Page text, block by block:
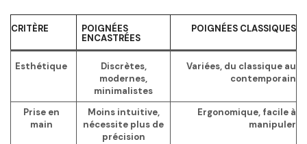
CRITÈRE
POIGNÉES
ENCASTRÉES
POIGNÉES CLASSIQUES
Esthétique
Discrètes,
modernes,
minimalistes
Variées, du classique au
contemporain
Prise en
main
Moins intuitive,
nécessite plus de
précision
Ergonomique, facile à
manipuler